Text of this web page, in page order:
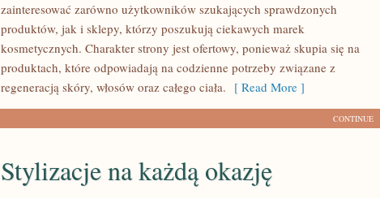
zainteresować zarówno użytkowników szukających sprawdzonych
produktów, jak i sklepy, którzy poszukują ciekawych marek
kosmetycznych. Charakter strony jest ofertowy, ponieważ skupia się na
produktach, które odpowiadają na codzienne potrzeby związane z
regeneracją skóry, włosów oraz całego ciała. [ Read More ]
CONTINUE
Stylizacje na każdą okazję